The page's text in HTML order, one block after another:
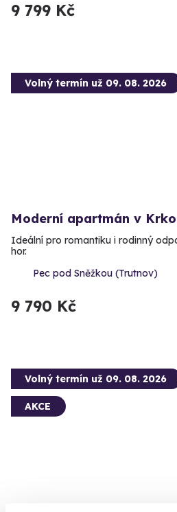
9 799 Kč
Volný termín už 09. 08. 2026
Moderní apartmán v
Ideální pro romantiku i rodinný
hor.
Pec pod Sněžkou (Trutnov)
9 790 Kč
Volný termín už 09. 08. 2026
AKCE